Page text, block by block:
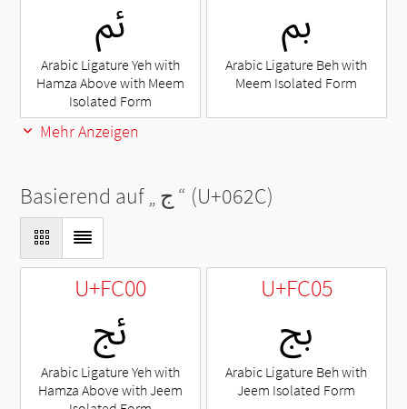
ﰂ
Arabic Ligature Yeh with
Hamza Above with Meem
Isolated Form
ﰈ
Arabic Ligature Beh with
Meem Isolated Form
Mehr Anzeigen
Basierend auf „ج “ (U+062C)
U+FC00
ﰀ
Arabic Ligature Yeh with
Hamza Above with Jeem
U+FC05
ﰅ
Arabic Ligature Beh with
Jeem Isolated Form